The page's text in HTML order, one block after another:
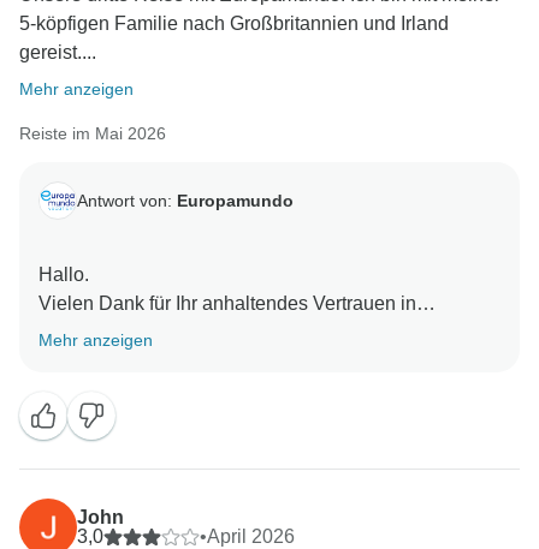
5-köpfigen Familie nach Großbritannien und Irland
gereist....
Mehr anzeigen
Reiste im Mai 2026
Antwort von: Europamundo
Hallo.
Vielen Dank für Ihr anhaltendes Vertrauen in
Europamundo. Wir freuen uns sehr, dass Ihre dritte
Es freut uns besonders, dass Justin und das Team
dazu beigetragen haben, Ihre Reise reibungslos und
Mehr anzeigen
John
3,0
•April 2026